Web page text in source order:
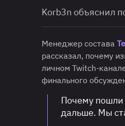
Korb3n объяснил
Менеджер состава
рассказал, почему
личном Twitch-
финального
Почему пошли
дальше. Мы